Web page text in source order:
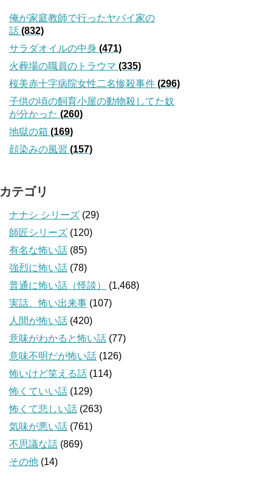
俺が家庭教師で行ったヤバイ家の
話 (832)
サラダオイルの中身 (471)
火葬場の職員のトラウマ (335)
桜美赤十字病院女性二名惨殺事件 (296)
子供の頃の飼育小屋の動物殺してた奴
が分かった (260)
地獄の箱 (169)
顔染みの風習 (157)
カテゴリ
ナナシ シリーズ (29)
師匠シリーズ (120)
有名な怖い話 (85)
強烈に怖い話 (78)
普通に怖い話（怪談）
(1,468)
実話、怖い出来事 (107)
人間が怖い話 (420)
意味がわかると怖い話 (77)
意味不明だが怖い話 (126)
怖いけど笑える話 (114)
怖くていい話 (129)
怖くて悲しい話 (263)
気味が悪い話 (761)
不思議な話 (869)
その他 (14)